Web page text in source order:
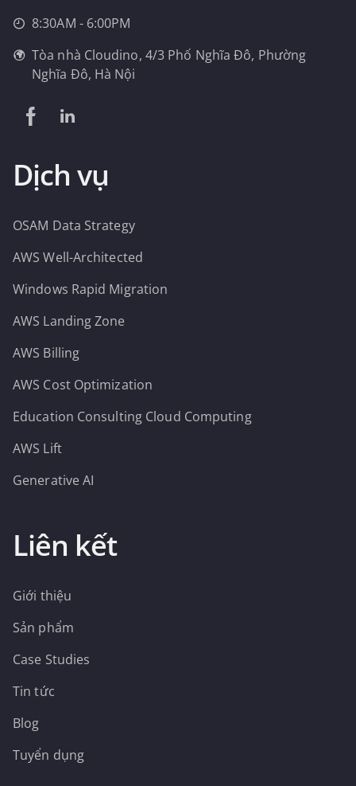
8:30AM - 6:00PM
Tòa nhà Cloudino, 4/3 Phố Nghĩa Đô, Phường
Nghĩa Đô, Hà Nội
Dịch vụ
OSAM Data Strategy
AWS Well-Architected
Windows Rapid Migration
AWS Landing Zone
AWS Billing
AWS Cost Optimization
Education Consulting Cloud Computing
AWS Lift
Generative AI
Liên kết
Giới thiệu
Sản phẩm
Case Studies
Tin tức
Blog
Tuyển dụng